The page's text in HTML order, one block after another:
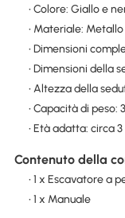
• Colore: Giallo e
• Materiale:
• Dimensioni
• Dimensioni della
• Altezza della
• Capacità di peso:
• Età adatta: circa
Contenuto della
• 1 x Escavatore a
• 1 x Manuale